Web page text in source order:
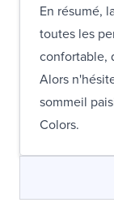
En résumé,
toutes les
confortable,
Alors
sommeil
Colors.